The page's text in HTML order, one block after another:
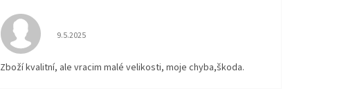
Hodnocení obchodu je 5 z 5 hvězdiček.
9.5.2025
Zboží kvalitní, ale vracim malé velikosti, moje chyba,škoda.